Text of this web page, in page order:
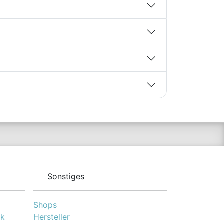
Magnesiumcitrat (250
mg pro 40 g)
Vorteile: 33 g
Kohlenhydrate pro
Riegel, weiche und
löst sich leicht im
Mund, äußere
Ummantelung für
Muskelfunktion dank
Sonstiges
Shops
Hersteller